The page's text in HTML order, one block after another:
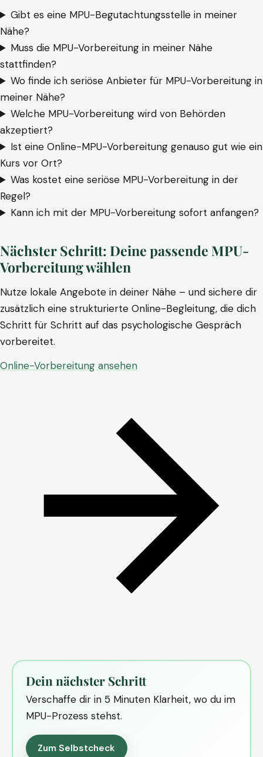
Gibt es eine MPU-Begutachtungsstelle in meiner
Nähe?
Muss die MPU-Vorbereitung in meiner Nähe
stattfinden?
Wo finde ich seriöse Anbieter für MPU-Vorbereitung in
meiner Nähe?
Welche MPU-Vorbereitung wird von Behörden
akzeptiert?
Ist eine Online-MPU-Vorbereitung genauso gut wie ein
Kurs vor Ort?
Was kostet eine seriöse MPU-Vorbereitung in der
Regel?
Kann ich mit der MPU-Vorbereitung sofort anfangen?
Nächster Schritt: Deine passende MPU-
Vorbereitung wählen
Nutze lokale Angebote in deiner Nähe – und sichere dir
zusätzlich eine strukturierte Online-Begleitung, die dich
Schritt für Schritt auf das psychologische Gespräch
vorbereitet.
Online-Vorbereitung ansehen
Dein nächster Schritt
Verschaffe dir in 5 Minuten Klarheit, wo du im
MPU-Prozess stehst.
Zum Selbstcheck